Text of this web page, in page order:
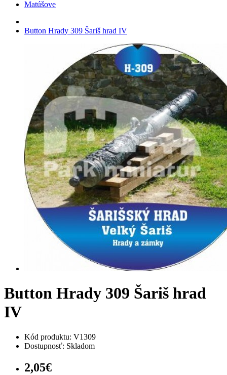
Matúšove
Button Hrady 309 Šariš hrad IV
Button Hrady 309 Šariš hrad
IV
Kód produktu: V1309
Dostupnosť: Skladom
2,05€